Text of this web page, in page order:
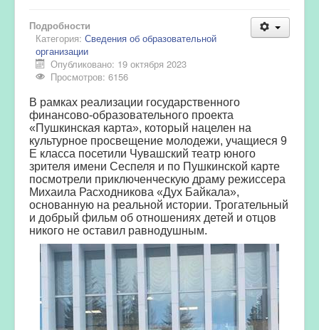
Подробности
Категория: Сведения об образовательной
организации
Опубликовано: 19 октября 2023
Просмотров: 6156
В рамках реализации государственного
финансово-образовательного проекта
«Пушкинская карта», который нацелен на
культурное просвещение молодежи, учащиеся 9
Е класса посетили Чувашский театр юного
зрителя имени Сеспеля и по Пушкинской карте
посмотрели приключенческую драму режиссера
Михаила Расходникова «Дух Байкала»,
основанную на реальной истории. Трогательный
и добрый фильм об отношениях детей и отцов
никого не оставил равнодушным.